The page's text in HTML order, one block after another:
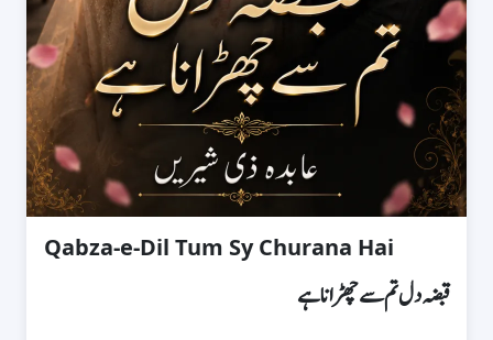
Qabza-e-Dil Tum Sy Churana Hai
قبضہ دل تم سے چھڑانا ہے